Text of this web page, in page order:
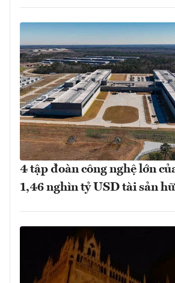
4 tập đoàn công nghệ lớn
1,46 nghìn tỷ USD tài sản